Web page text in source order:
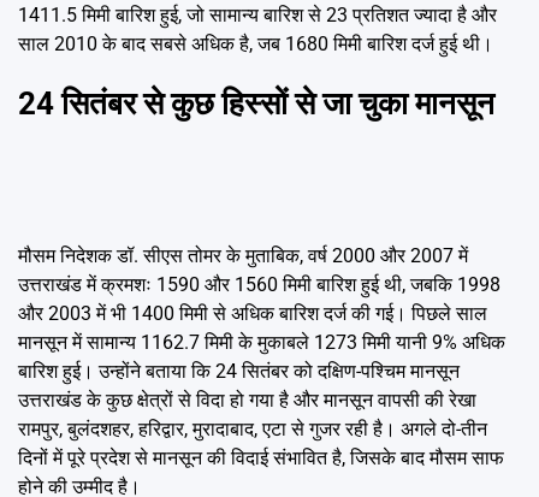
1411.5 मिमी बारिश हुई, जो सामान्य बारिश से 23 प्रतिशत ज्यादा है और
साल 2010 के बाद सबसे अधिक है, जब 1680 मिमी बारिश दर्ज हुई थी।
24 सितंबर से कुछ हिस्सों से जा चुका मानसून
मौसम निदेशक डॉ. सीएस तोमर के मुताबिक, वर्ष 2000 और 2007 में
उत्तराखंड में क्रमशः 1590 और 1560 मिमी बारिश हुई थी, जबकि 1998
और 2003 में भी 1400 मिमी से अधिक बारिश दर्ज की गई। पिछले साल
मानसून में सामान्य 1162.7 मिमी के मुकाबले 1273 मिमी यानी 9% अधिक
बारिश हुई। उन्होंने बताया कि 24 सितंबर को दक्षिण-पश्चिम मानसून
उत्तराखंड के कुछ क्षेत्रों से विदा हो गया है और मानसून वापसी की रेखा
रामपुर, बुलंदशहर, हरिद्वार, मुरादाबाद, एटा से गुजर रही है। अगले दो-तीन
दिनों में पूरे प्रदेश से मानसून की विदाई संभावित है, जिसके बाद मौसम साफ
होने की उम्मीद है।